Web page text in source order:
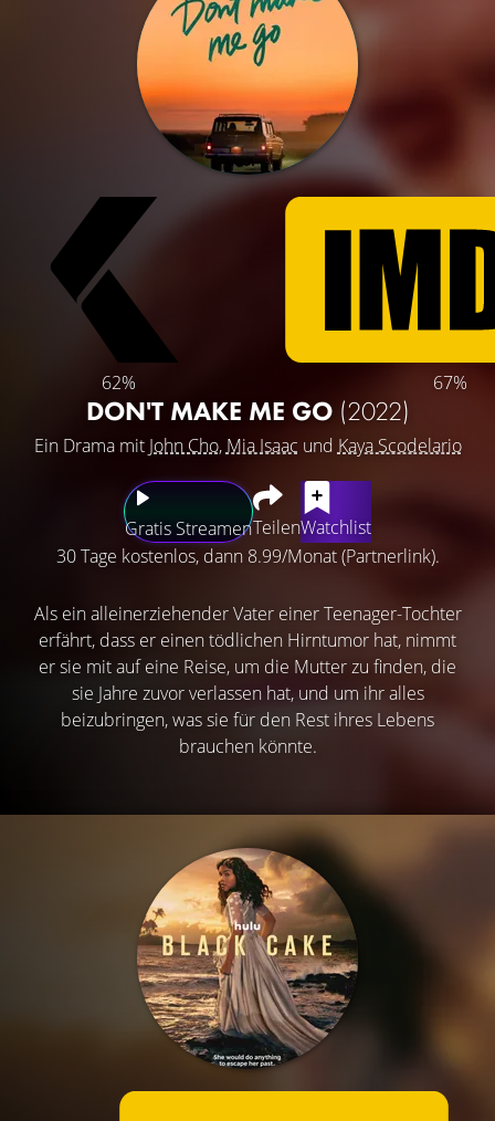
62% 67%
DON'T MAKE ME GO (2022)
Ein Drama mit John Cho, Mia Isaac und Kaya Scodelario
Gratis StreamenTeilenWatchlist
30 Tage kostenlos, dann 8.99/Monat (Partnerlink).
Als ein alleinerziehender Vater einer Teenager-Tochter
erfährt, dass er einen tödlichen Hirntumor hat, nimmt
er sie mit auf eine Reise, um die Mutter zu finden, die
sie Jahre zuvor verlassen hat, und um ihr alles
beizubringen, was sie für den Rest ihres Lebens
brauchen könnte.